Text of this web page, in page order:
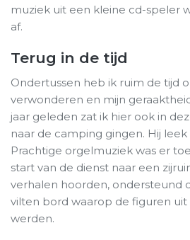
muziek uit een kleine cd-speler
af.
Terug in de tijd
Ondertussen heb ik ruim de tijd
verwonderen en mijn
jaar geleden zat ik hier ook in
naar de camping gingen. Hij
Prachtige orgelmuziek was er
start van de dienst naar een
verhalen hoorden, ondersteund
vilten bord waarop de figuren
werden.